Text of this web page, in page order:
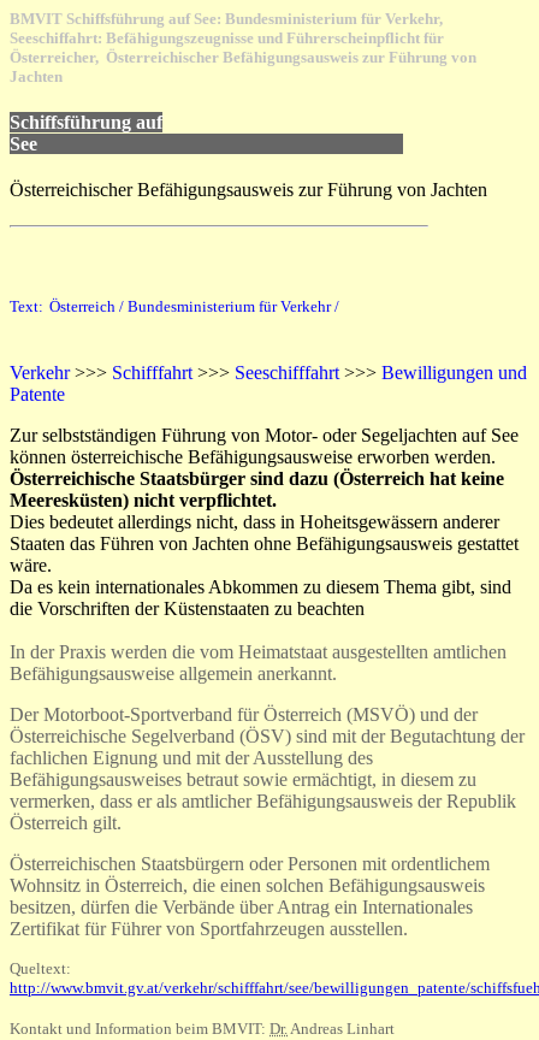
BMVIT Schiffsführung auf See: Bundesministerium für Verkehr,
Seeschiffahrt: Befähigungszeugnisse und Führerscheinpflicht für
Österreicher, Österreichischer Befähigungsausweis zur Führung von
Jachten
Schiffsführung auf
See
Österreichischer Befähigungsausweis zur Führung von Jachten
Text: Österreich / Bundesministerium für Verkehr /
Verkehr>>> Schifffahrt >>> Seeschifffahrt >>> Bewilligungen und
Patente
Zur selbstständigen Führung von Motor- oder Segeljachten auf See
können österreichische Befähigungsausweise erworben werden.
Österreichische Staatsbürger sind dazu (Österreich hat keine
Meeresküsten) nicht verpflichtet.
Dies bedeutet allerdings nicht, dass in Hoheitsgewässern anderer
Staaten das Führen von Jachten ohne Befähigungsausweis gestattet
wäre.
Da es kein internationales Abkommen zu diesem Thema gibt, sind
die Vorschriften der Küstenstaaten zu beachten
In der Praxis werden die vom Heimatstaat ausgestellten amtlichen
Befähigungsausweise allgemein anerkannt.
Der Motorboot-Sportverband für Österreich (MSVÖ) und der
Österreichische Segelverband (ÖSV) sind mit der Begutachtung der
fachlichen Eignung und mit der Ausstellung des
Befähigungsausweises betraut sowie ermächtigt, in diesem zu
vermerken, dass er als amtlicher Befähigungsausweis der Republik
Österreich gilt.
Österreichischen Staatsbürgern oder Personen mit ordentlichem
Wohnsitz in Österreich, die einen solchen Befähigungsausweis
besitzen, dürfen die Verbände über Antrag ein Internationales
Zertifikat für Führer von Sportfahrzeugen ausstellen.
Queltext:
http://www.bmvit.gv.at/verkehr/schifffahrt/see/bewilligungen_patente/
Kontakt und Information beim BMVIT: Dr.Andreas Linhart